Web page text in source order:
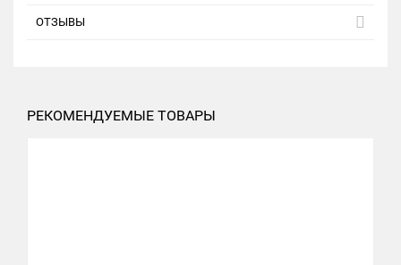
ОТЗЫВЫ
РЕКОМЕНДУЕМЫЕ ТОВАРЫ